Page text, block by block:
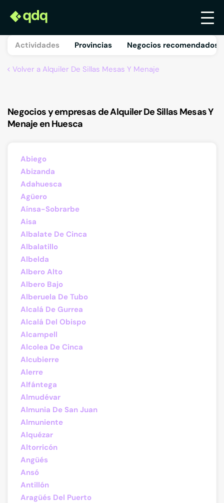
Actividades Provincias Negocios recomendados
Volver a Alquiler De Sillas Mesas Y Menaje
Negocios y empresas de Alquiler De Sillas Mesas Y
Menaje en Huesca
Abiego
Abizanda
Adahuesca
Agüero
Aínsa-Sobrarbe
Aisa
Albalate De Cinca
Albalatillo
Albelda
Albero Alto
Albero Bajo
Alberuela De Tubo
Alcalá De Gurrea
Alcalá Del Obispo
Alcampell
Alcolea De Cinca
Alcubierre
Alerre
Alfántega
Almudévar
Almunia De San Juan
Almuniente
Alquézar
Altorricón
Angüés
Ansó
Antillón
Aragüés Del Puerto